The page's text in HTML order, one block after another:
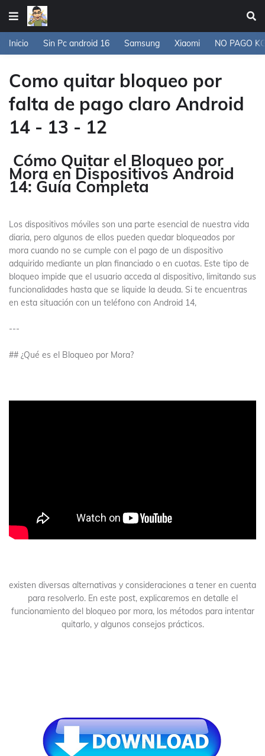
Inicio Sin Pc android 16 Samsung Xiaomi NO PAGO
Como quitar bloqueo por
falta de pago claro Android
14 - 13 - 12
Cómo Quitar el Bloqueo por
Mora en Dispositivos Android
14: Guía Completa
Los dispositivos móviles son una parte esencial de nuestra vida
diaria, pero algunos de ellos pueden quedar bloqueados por
mora cuando no se cumple con el pago de un dispositivo
adquirido mediante un plan financiado o en cuotas. Este tipo de
bloqueo impide que el usuario acceda al dispositivo, limitando sus
funcionalidades hasta que se liquide la deuda. Si te encuentras
en esta situación con un teléfono con Android 14,
---
## ¿Qué es el Bloqueo por Mora?
existen diversas alternativas y consideraciones a tener en cuenta
para resolverlo. En este post, explicaremos en detalle el
funcionamiento del bloqueo por mora, los métodos para intentar
quitarlo, y algunos consejos prácticos.